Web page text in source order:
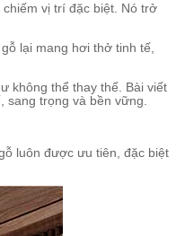
vị trí đặc biệt. Nó trở
lại mang hơi thở tinh tế,
không thể thay thế. Bài viết
trọng và bền vững.
luôn được ưu tiên, đặc biệt